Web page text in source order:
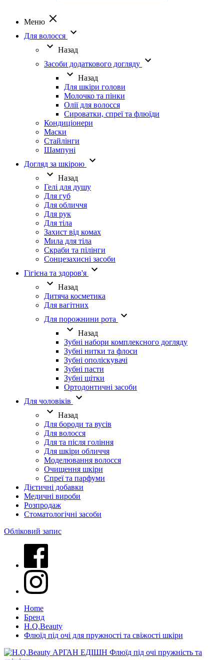
Меню
Для волосся
Назад
Засоби додаткового догляду
Назад
Для шкіри голови
Молочко та пінки
Олії для волосся
Сироватки, спреї та флюїди
Кондиціонери
Маски
Стайлінги
Шампуні
Догляд за шкірою
Назад
Гелі для душу
Для губ
Для обличчя
Для рук
Для тіла
Захист від комах
Мила для тіла
Скраби та пілінги
Сонцезахисні засоби
Гігієна та здоров'я
Назад
Дитяча косметика
Для вагітних
Для порожнини рота
Назад
Зубні набори комплексного догляду
Зубні нитки та флоси
Зубні ополіскувачі
Зубні пасти
Зубні щітки
Ортодонтичні засоби
Для чоловіків
Назад
Для бороди та вусів
Для волосся
Для та після гоління
Для шкіри обличчя
Моделювання волосся
Очищення шкіри
Спреї та парфуми
Дієтичні добавки
Медичні вироби
Розпродаж
Стоматологічні засоби
Обліковий запис
Home
Бренд
H.Q.Beauty
Флюїд під очі для пружності та свіжості шкіри